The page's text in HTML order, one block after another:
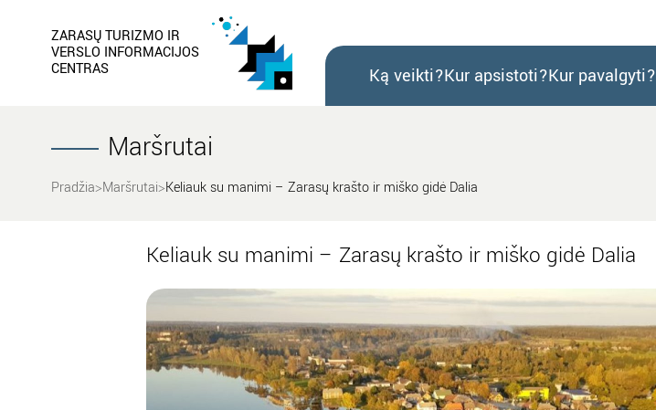
ZARASŲ TURIZMO IR
VERSLO INFORMACIJOS
CENTRAS
Ką veikti?Kur apsistoti?Kur pavalgyti?
Maršrutai
Pradžia Maršrutai Keliauk su manimi – Zarasų krašto ir miško gidė Dalia
Keliauk su manimi – Zarasų krašto ir miško gidė Dalia